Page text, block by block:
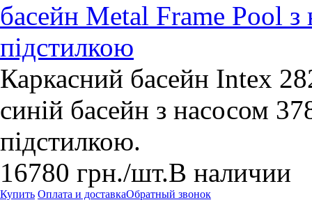
басейн Metal Frame Pool з
підстилкою
Каркасний басейн Intex
синій басейн з насосом
підстилкою.
16780 грн./шт.В наличии
Купить Оплата и доставкаОбратный звонок